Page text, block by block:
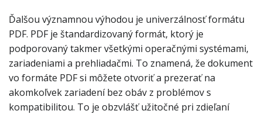
Ďalšou významnou výhodou je univerzálnosť formátu
PDF. PDF je štandardizovaný formát, ktorý je
podporovaný takmer všetkými operačnými systémami,
zariadeniami a prehliadačmi. To znamená, že dokument
vo formáte PDF si môžete otvoriť a prezerať na
akomkoľvek zariadení bez obáv z problémov s
kompatibilitou. To je obzvlášť užitočné pri zdieľaní